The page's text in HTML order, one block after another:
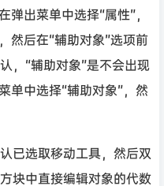
出菜单中选择“属性”，
然后在“辅助对象”选项前
，“辅助对象”是不会出现
单中选择“辅助对象”，然
已选取移动工具，然后双
块中直接编辑对象的代数